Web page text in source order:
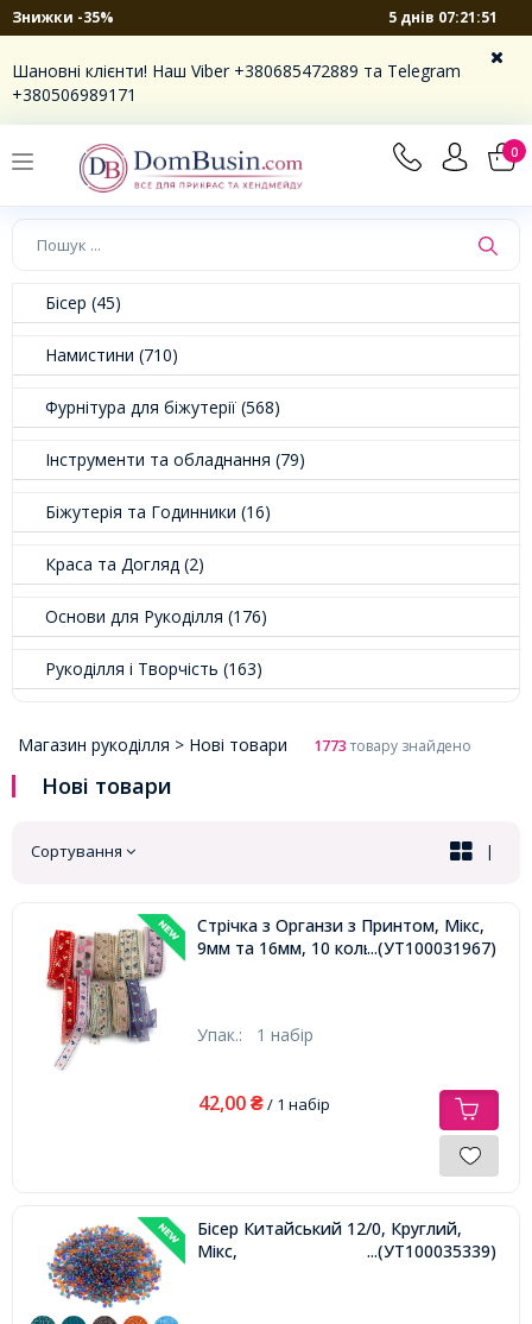
Знижки -35% 5 днів 07:21:50
Шановні клієнти! Наш Viber +380685472889 та Telegram
+380506989171
0
Бісер (45)
Намистини (710)
Фурнітура для біжутерії (568)
Інструменти та обладнання (79)
Біжутерія та Годинники (16)
Краса та Догляд (2)
Основи для Рукоділля (176)
Рукоділля і Творчість (163)
Магазин рукоділля > Нові товари 1773товару знайдено
Нові товари
Сортування |
Стрічка з Органзи з Принтом, Мікс,
9мм та 16мм, 10 кольорів/5м/набір,
...(УТ100031967)
Упак.: 1 набір
42,00 ₴/ 1 набір
Бісер Китайський 12/0, Круглий,
Мікс,
...(УТ100035339)